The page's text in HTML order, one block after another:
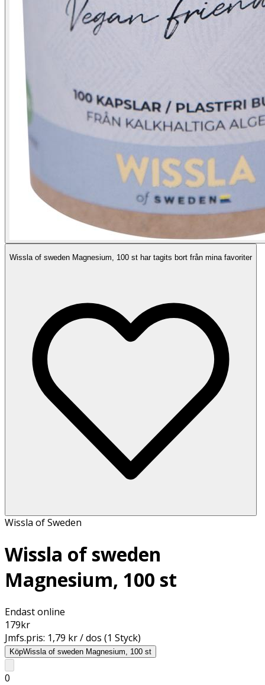
Wissla of sweden Magnesium, 100 st har tagits bort från mina favoriter
Wissla of Sweden
Wissla of sweden
Magnesium, 100 st
Endast online
179kr
Jmfs.pris: 1,79 kr / dos (1 Styck)
KöpWissla of sweden Magnesium, 100 st
0